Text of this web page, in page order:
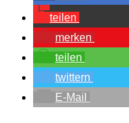
teilen
merken
teilen
twittern
E-Mail